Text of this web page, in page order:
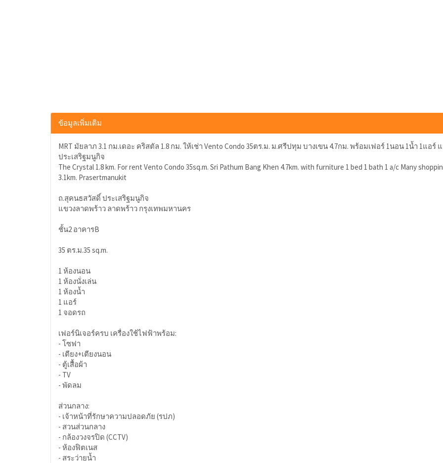
ข้อมูลเพิ่มเติม
MRT มัยลาภ 3.1 กม.เดอะ คริสตัล 1.8 กม. ให้เช่า Vento Condo 35ตร.ม. ม.ศรีปทุม บางเขน 4.7กม. พร้อมเฟอร์ 1นอน 1น้ำ 1แอ
ประเสริฐมนูกิจ
The Crystal 1.8 km. For rent Vento Condo 35sq.m. Sri Pathum Bang Khen 4.7km. with furniture 1 bed 1 bath 1 a/c Many
3.1km. Prasertmanukit
ถ.สุคนธสวัสดิ์ ประเสริฐมนูกิจ
แขวงลาดพร้าว ลาดพร้าว กรุงเทพมหานคร
ชั้น2 อาคารB
35 ตร.ม.35 sq.m.
1 ห้องนอน
1 ห้องนั่งเล่น
1 ห้องน้ำ
1 แอร์
1 จอดรถ
เฟอร์นิเจอร์ครบ เครื่องใช้ไฟฟ้าพร้อม:
- โซฟา
- เตียง+เตียงนอน
- ตู้เสื้อผ้า
- TV
- พัดลม
ส่วนกลาง:
- เจ้าหน้าที่รักษาความปลอดภัย (รปภ)
- สวนส่วนกลาง
- กล้องวงจรปิด (CCTV)
- ห้องฟิตเนส
- สระว่ายน้ำ